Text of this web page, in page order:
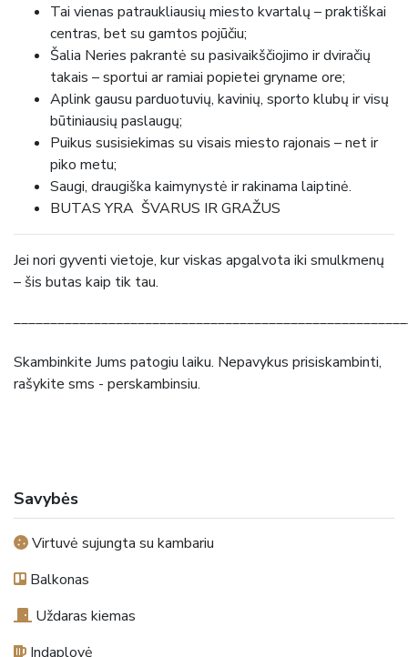
Tai vienas patraukliausių miesto kvartalų – praktiškai
centras, bet su gamtos pojūčiu;
Šalia Neries pakrantė su pasivaikščiojimo ir dviračių
takais – sportui ar ramiai popietei gryname ore;
Aplink gausu parduotuvių, kavinių, sporto klubų ir visų
būtiniausių paslaugų;
Puikus susisiekimas su visais miesto rajonais – net ir
piko metu;
Saugi, draugiška kaimynystė ir rakinama laiptinė.
BUTAS YRA ŠVARUS IR GRAŽUS
Jei nori gyventi vietoje, kur viskas apgalvota iki smulkmenų
– šis butas kaip tik tau.
Skambinkite Jums patogiu laiku. Nepavykus prisiskambinti,
rašykite sms - perskambinsiu.
Savybės
Virtuvė sujungta su kambariu
Balkonas
Uždaras kiemas
Indaplovė